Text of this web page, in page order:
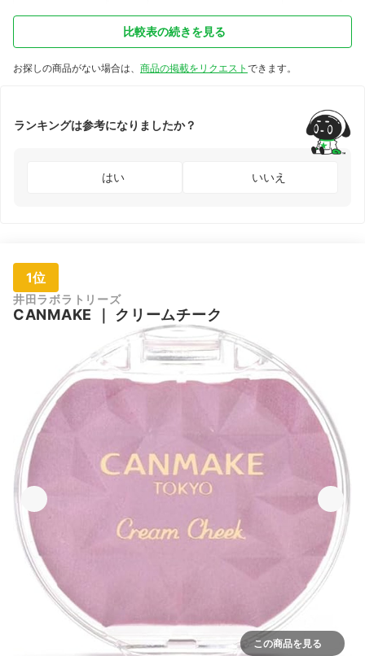
比較表の続きを見る
お探しの商品がない場合は、 商品の掲載をリクエスト できます。
ランキングは参考になりましたか？
はい いいえ
1位
井田ラボラトリーズ
CANMAKE ｜ クリームチーク
この商品を見る